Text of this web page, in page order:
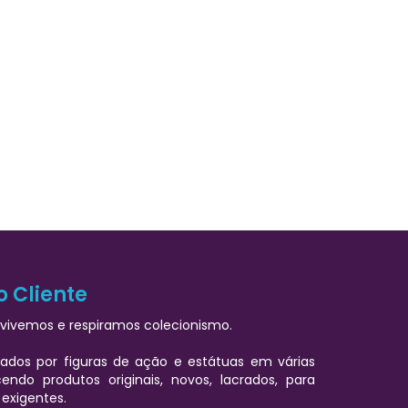
Cliente
vivemos e respiramos colecionismo.
por figuras de ação e estátuas em várias
produtos originais, novos, lacrados, para